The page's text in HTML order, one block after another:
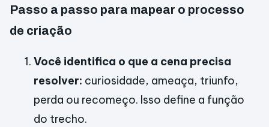
Passo a passo para mapear o processo
de criação
Você identifica o que a cena precisa
resolver: curiosidade, ameaça, triunfo,
perda ou recomeço. Isso define a função
do trecho.